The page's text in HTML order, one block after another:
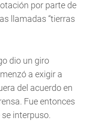
por parte de
llamadas “tierras
dio un giro
a exigir a
del acuerdo en
Fue entonces
interpuso.